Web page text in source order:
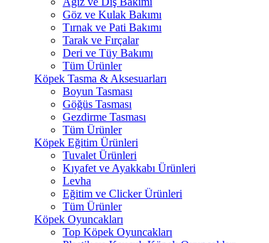
Göz ve Kulak Bakımı
Tırnak ve Pati Bakımı
Tarak ve Fırçalar
Deri ve Tüy Bakımı
Tüm Ürünler
Köpek Tasma & Aksesuarları
Boyun Tasması
Göğüs Tasması
Gezdirme Tasması
Tüm Ürünler
Köpek Eğitim Ürünleri
Tuvalet Ürünleri
Kıyafet ve Ayakkabı Ürünleri
Levha
Eğitim ve Clicker Ürünleri
Tüm Ürünler
Köpek Oyuncakları
Top Köpek Oyuncakları